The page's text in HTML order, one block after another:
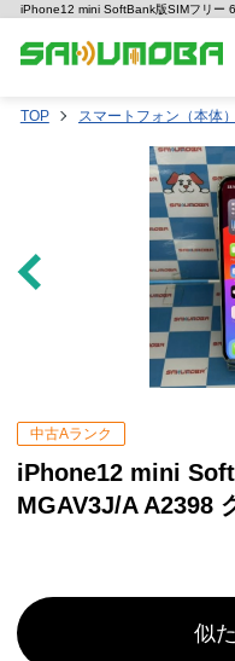
iPhone12 mini SoftBank版SIMフリー
TOP スマートフォン（本体）
中古Aランク
iPhone12 mini
MGAV3J/A A2398
似